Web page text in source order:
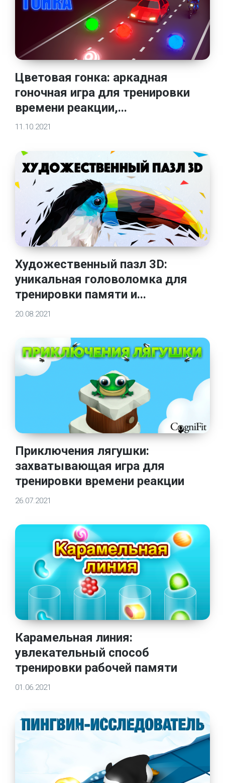
Цветовая гонка: аркадная
гоночная игра для тренировки
времени реакции,...
11.10.2021
Художественный пазл 3D:
уникальная головоломка для
тренировки памяти и...
20.08.2021
Приключения лягушки:
захватывающая игра для
тренировки времени реакции
26.07.2021
Карамельная линия:
увлекательный способ
тренировки рабочей памяти
01.06.2021